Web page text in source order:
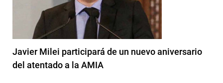
Javier Milei participará de un nuevo aniversario
del atentado a la AMIA